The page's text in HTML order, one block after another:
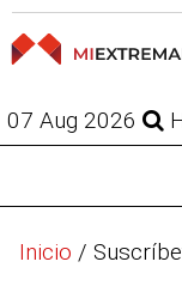
07 Aug 2026
Inicio /